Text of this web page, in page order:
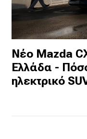
Νέο Mazda
Ελλάδα -
ηλεκτρικό